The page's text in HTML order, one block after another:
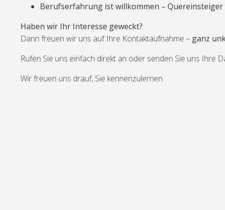
Berufserfahrung ist willkommen – Quereinsteiger
Haben wir Ihr Interesse geweckt?
Dann freuen wir uns auf Ihre Kontaktaufnahme – ganz
Rufen Sie uns einfach direkt an oder senden Sie uns Ihre
Wir freuen uns drauf, Sie kennenzulernen.